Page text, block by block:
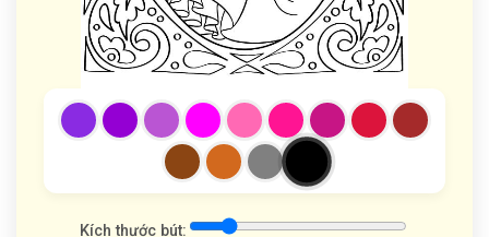
Kích thước bút: